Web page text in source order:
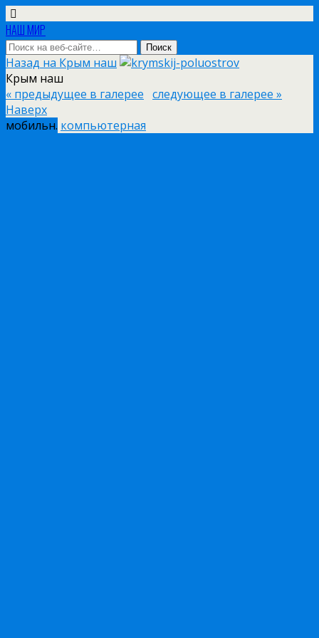
НАШ МИР
Назад на Крым наш
Крым наш
« предыдущее в галерее следующее в галерее »
Наверх
мобильн. компьютерная